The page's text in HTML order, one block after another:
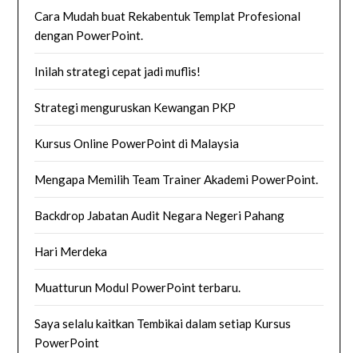
Cara Mudah buat Rekabentuk Templat Profesional
dengan PowerPoint.
Inilah strategi cepat jadi muflis!
Strategi menguruskan Kewangan PKP
Kursus Online PowerPoint di Malaysia
Mengapa Memilih Team Trainer Akademi PowerPoint.
Backdrop Jabatan Audit Negara Negeri Pahang
Hari Merdeka
Muatturun Modul PowerPoint terbaru.
Saya selalu kaitkan Tembikai dalam setiap Kursus
PowerPoint